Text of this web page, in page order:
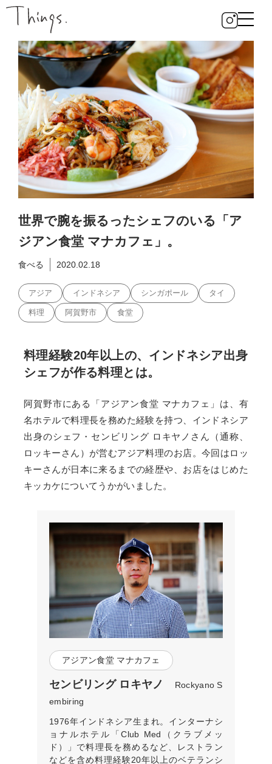
世界で腕を振るったシェフのいる「ア
ジアン食堂 マナカフェ」。
食べる 2020.02.18
アジア インドネシア シンガポール タイ
料理 阿賀野市 食堂
料理経験20年以上の、インドネシア出身
シェフが作る料理とは。
阿賀野市にある「アジアン食堂 マナカフェ」は、有
名ホテルで料理長を務めた経験を持つ、インドネシア
出身のシェフ・センビリング ロキヤノさん（通称、
ロッキーさん）が営むアジア料理のお店。今回はロッ
キーさんが日本に来るまでの経歴や、お店をはじめた
キッカケについてうかがいました。
アジアン食堂 マナカフェ
センビリング ロキヤノ
Rockyano S
embiring
1976年インドネシア生まれ。インターナシ
ョナルホテル「Club Med（クラブメッ
ド）」で料理長を務めるなど、レストラン
などを含め料理経験20年以上のベテランシ